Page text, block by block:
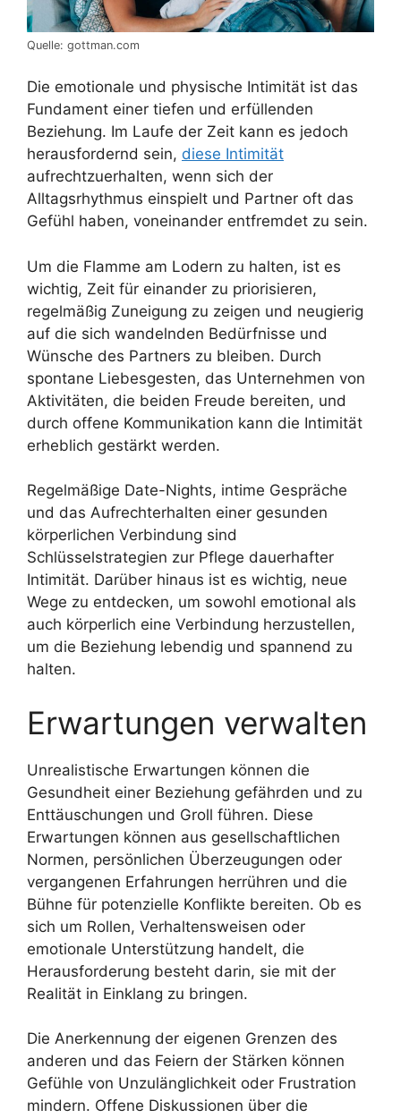
Quelle: gottman.com
Die emotionale und physische Intimität ist das
Fundament einer tiefen und erfüllenden
Beziehung. Im Laufe der Zeit kann es jedoch
herausfordernd sein, diese Intimität
aufrechtzuerhalten, wenn sich der
Alltagsrhythmus einspielt und Partner oft das
Gefühl haben, voneinander entfremdet zu sein.
Um die Flamme am Lodern zu halten, ist es
wichtig, Zeit für einander zu priorisieren,
regelmäßig Zuneigung zu zeigen und neugierig
auf die sich wandelnden Bedürfnisse und
Wünsche des Partners zu bleiben. Durch
spontane Liebesgesten, das Unternehmen von
Aktivitäten, die beiden Freude bereiten, und
durch offene Kommunikation kann die Intimität
erheblich gestärkt werden.
Regelmäßige Date-Nights, intime Gespräche
und das Aufrechterhalten einer gesunden
körperlichen Verbindung sind
Schlüsselstrategien zur Pflege dauerhafter
Intimität. Darüber hinaus ist es wichtig, neue
Wege zu entdecken, um sowohl emotional als
auch körperlich eine Verbindung herzustellen,
um die Beziehung lebendig und spannend zu
halten.
Erwartungen verwalten
Unrealistische Erwartungen können die
Gesundheit einer Beziehung gefährden und zu
Enttäuschungen und Groll führen. Diese
Erwartungen können aus gesellschaftlichen
Normen, persönlichen Überzeugungen oder
vergangenen Erfahrungen herrühren und die
Bühne für potenzielle Konflikte bereiten. Ob es
sich um Rollen, Verhaltensweisen oder
emotionale Unterstützung handelt, die
Herausforderung besteht darin, sie mit der
Realität in Einklang zu bringen.
Die Anerkennung der eigenen Grenzen des
anderen und das Feiern der Stärken können
Gefühle von Unzulänglichkeit oder Frustration
mindern. Offene Diskussionen über die